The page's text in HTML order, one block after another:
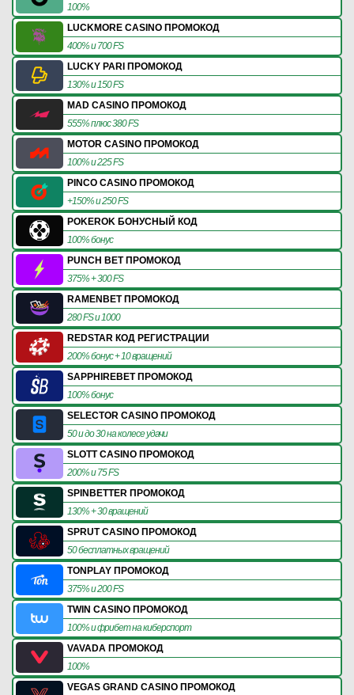
100%
LUCKMORE CASINO ПРОМОКОД
400% и 700 FS
LUCKY PARI ПРОМОКОД
130% и 150 FS
MAD CASINO ПРОМОКОД
555% плюс 380 FS
MOTOR CASINO ПРОМОКОД
100% и 225 FS
PINCO CASINO ПРОМОКОД
+150% и 250 FS
POKEROK БОНУСНЫЙ КОД
100% бонус
PUNCH BET ПРОМОКОД
375% + 300 FS
RAMENBET ПРОМОКОД
280 FS и 1000
REDSTAR КОД РЕГИСТРАЦИИ
200% бонус + 10 вращений
SAPPHIREBET ПРОМОКОД
100% бонус
SELECTOR CASINO ПРОМОКОД
50 и до 30 на колесе удачи
SLOTT CASINO ПРОМОКОД
200% и 75 FS
SPINBETTER ПРОМОКОД
130% + 30 вращений
SPRUT CASINO ПРОМОКОД
50 бесплатных вращений
TONPLAY ПРОМОКОД
375% и 200 FS
TWIN CASINO ПРОМОКОД
100% и фрибет на киберспорт
VAVADA ПРОМОКОД
100%
VEGAS GRAND CASINO ПРОМОКОД